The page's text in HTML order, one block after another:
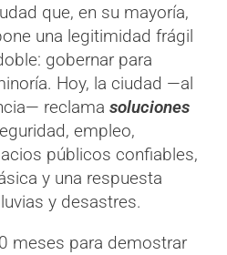
que, en su mayoría,
una legitimidad frágil
gobernar para
Hoy, la ciudad —al
reclama soluciones
empleo,
públicos confiables,
y una respuesta
y desastres.
meses para demostrar